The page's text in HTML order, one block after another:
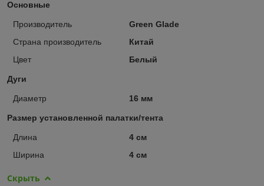
Основные
Производитель
Green Glade
Страна производитель
Китай
Цвет
Белый
Дуги
Диаметр 16 мм
Размер установленной палатки/тента
Длина
4 см
Ширина
4 см
Скрыть